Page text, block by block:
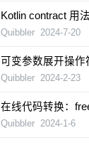
Kotlin contract 用
Quibbler 2024-7-20
可变参数展开操作
Quibbler 2024-2-23
在线代码转换：
Quibbler 2024-1-6